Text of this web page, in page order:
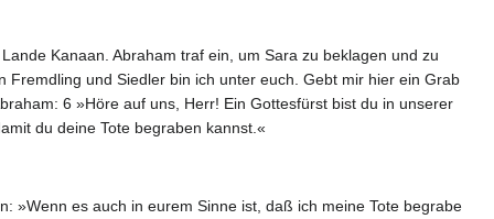
Kanaan. Abraham traf ein, um Sara zu beklagen und zu
Fremdling und Siedler bin ich unter euch. Gebt mir hier ein Grab
6 »Höre auf uns, Herr! Ein Gottesfürst bist du in unserer
du deine Tote begraben kannst.«
»Wenn es auch in eurem Sinne ist, daß ich meine Tote begrabe